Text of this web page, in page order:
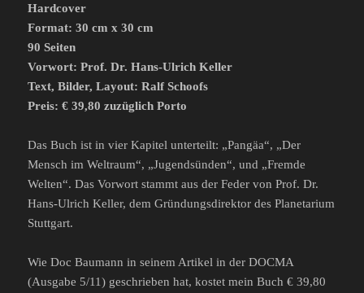
Hardcover
Format: 30 cm x 30 cm
90 Seiten
Vorwort: Prof. Dr. Hans-Ulrich Keller
Text, Bilder, Layout: Ralf Schoofs
Preis: € 39,80 zuzüglich Porto
Das Buch ist in vier Kapitel unterteilt: „Pangäa“, „Der
Mensch im Weltraum“, „Jugendsünden“, und „Fremde
Welten“. Das Vorwort stammt aus der Feder von Prof. Dr.
Hans-Ulrich Keller, dem Gründungsdirektor des Planetarium
Stuttgart.
Wie Doc Baumann in seinem Artikel in der DOCMA
(Ausgabe 5/11) geschrieben hat, kostet mein Buch € 39,80